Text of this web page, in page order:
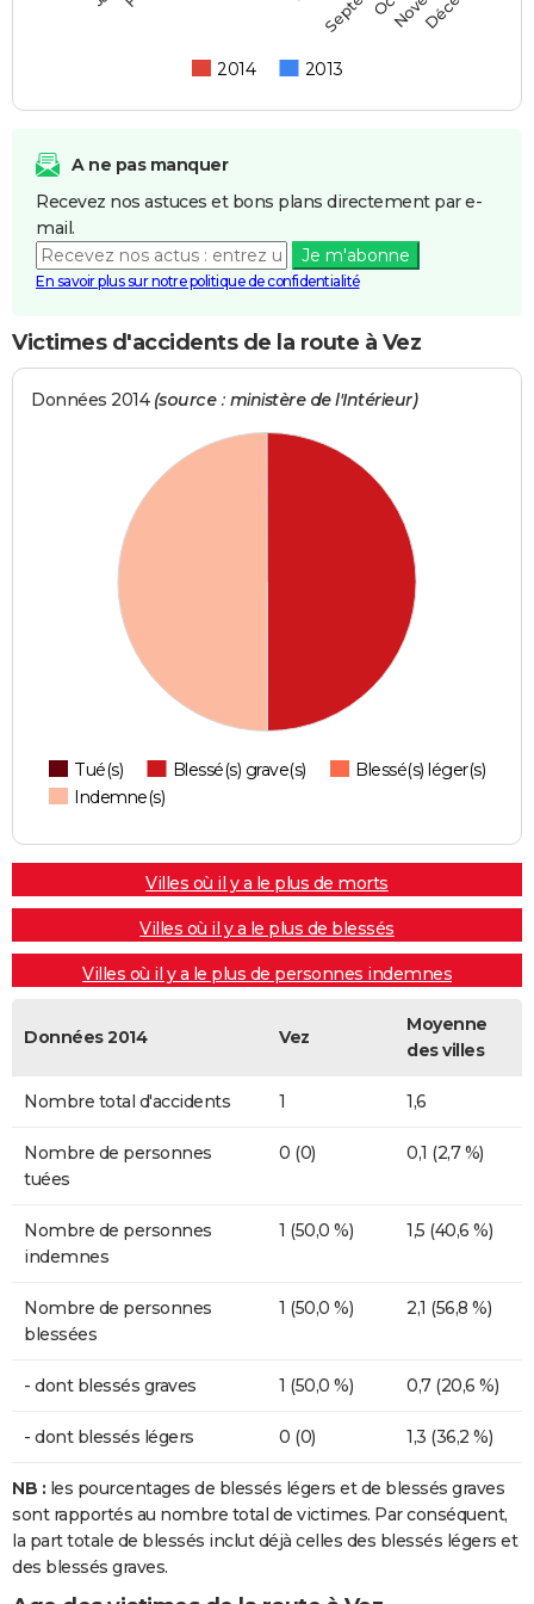
2014 2013
A ne pas manquer
Recevez nos astuces et bons plans directement par e-
mail.
Je m'abonne
En savoir plus sur notre politique de confidentialité
Victimes d'accidents de la route à Vez
Données 2014 (source : ministère de l'Intérieur)
Tué(s) Blessé(s) grave(s)
Blessé(s) léger(s)
Indemne(s)
Villes où il y a le plus de morts
Villes où il y a le plus de blessés
Villes où il y a le plus de personnes indemnes
Données 2014 Vez
Moyenne
des villes
Nombre total d'accidents 1 1,6
Nombre de personnes
tuées
0 (0) 0,1 (2,7 %)
Nombre de personnes
indemnes
1 (50,0 %) 1,5 (40,6 %)
Nombre de personnes
blessées
1 (50,0 %) 2,1 (56,8 %)
- dont blessés graves 1 (50,0 %) 0,7 (20,6 %)
- dont blessés légers 0 (0) 1,3 (36,2 %)
NB : les pourcentages de blessés légers et de blessés graves
sont rapportés au nombre total de victimes. Par conséquent,
la part totale de blessés inclut déjà celles des blessés légers et
des blessés graves.